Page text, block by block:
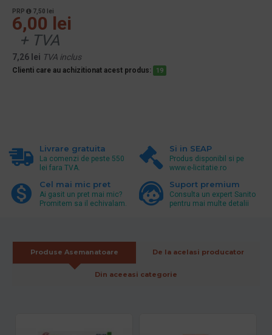
PRP 7,50 lei
6,00 lei
+ TVA
7,26 lei TVA inclus
Clienti care au achizitionat acest produs: 19
Livrare gratuita
La comenzi de peste 550
lei fara TVA.
Si in SEAP
Produs disponibil si pe
www.e-licitatie.ro
Cel mai mic pret
Ai gasit un pret mai mic?
Promitem sa il echivalam.
Suport premium
Consulta un expert Sanito
pentru mai multe detalii
Produse Asemanatoare De la acelasi producator
Din aceeasi categorie